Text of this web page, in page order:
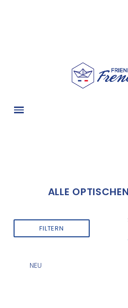
ALLE
FILTERN
NEU